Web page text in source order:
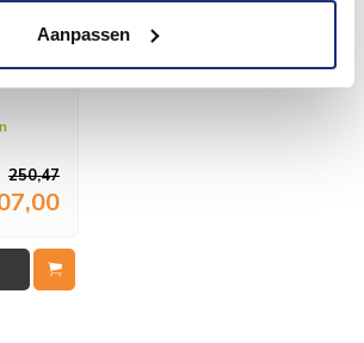
Aanpassen
250,47